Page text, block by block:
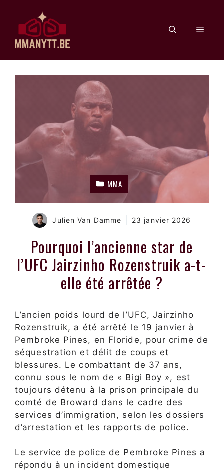
contenu
MMA
Julien Van Damme 23 janvier 2026
Pourquoi l’ancienne star de
l’UFC Jairzinho Rozenstruik a-t-
elle été arrêtée ?
L’ancien poids lourd de l’UFC, Jairzinho
Rozenstruik, a été arrêté le 19 janvier à
Pembroke Pines, en Floride, pour crime de
séquestration et délit de coups et
blessures. Le combattant de 37 ans,
connu sous le nom de « Bigi Boy », est
toujours détenu à la prison principale du
comté de Broward dans le cadre des
services d’immigration, selon les dossiers
d’arrestation et les rapports de police.
Le service de police de Pembroke Pines a
répondu à un incident domestique